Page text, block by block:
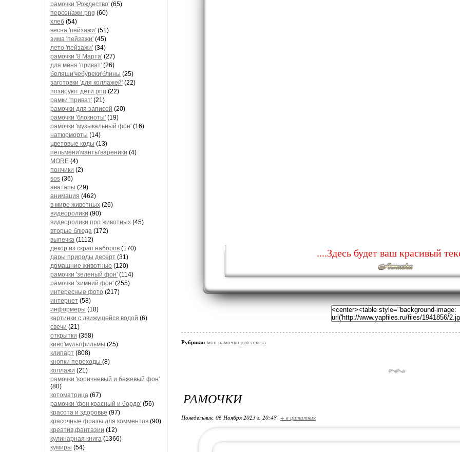
рамочки 'Рождество' (65)
персонажи png (60)
хлеб (54)
весна 'пейзажи' (51)
зима 'пейзажи' (45)
лето 'пейзажи' (34)
рамочки '8 Марта' (27)
для меня 'приват' (26)
беляши'чебуреки'блины (25)
заготовки 'для коллажей' (22)
позируют дети png (22)
рамки 'приват' (21)
рамочки для записей (20)
рамочки 'блокноты' (19)
рамочки 'музыкальный фон' (16)
натюрморты (14)
цветовые коды (13)
пельмени'манты'вареники (4)
MORE (4)
пончики (2)
sos (36)
аватары (29)
анимация (462)
в мире животных (26)
видеоролики (90)
видеоролики про животных (45)
вторые блюда (172)
выпечка (1112)
декор из скрап.наборов (170)
дары природы десерт (31)
домашние животные (120)
рамочки 'зеленый фон' (114)
рамочки 'зимний фон' (255)
интересные фото (217)
интернет (58)
информеры (10)
картинки с движущейся водой (6)
свечи (21)
открытки (358)
кино'мультфильмы (25)
клипарт (808)
кнопки переходы (8)
коллажи (21)
рамочки 'коричневый и бежевый фон'
(80)
котоматрица (67)
рамочки 'фон красный и бордо' (56)
красота и здоровье (97)
красочные фразы для комментов (90)
креатив,фантазии (12)
кулинарная книга (1366)
кумиры (54)
....Здесь будет ваш красивый
Рубрики: мои рамочки для текста
РАМОЧКИ
Понедельник, 06 Ноября 2023 г. 20:48 + в цитатник